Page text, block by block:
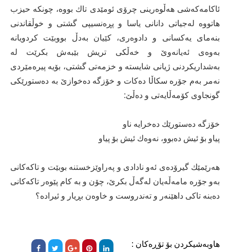
ئاكامەكەشی هەڵوەرینی چرۆی ئومێدی تاك بووە، چونكە حیزب
هاتووە لەجیاتی دانانی یاسا و پڕەنسیپی گشتی و خوڵقاندنی
بنەمای یەكسانی و دادوەری، كێیان بەدڵ بووبێت كردویانە
بەوەی ئەیانەوێ‌ و خەڵكی تریش بێبەش بكرێت لە
بەشداریكردنی ژیانی شایستە و خزمەتی گشتی، بۆیە پیرەمێردی
نەمر بەم جۆرە سكاڵا دەكات و خۆزگە دەخوازێ‌ بە دەستورێكی
گونجاوی كۆمەڵایەتی و دەڵێ‌:
خۆزگە دەستورێك دەخرایە ناو
پیاو بۆ ئیش دەبوو، نەوەك ئیش بۆ پیاو
هەرێمێك گیرۆدەی ئەو نادادی و پەراوێزخستنە بوبێت و تاكەكانی
بەو جۆرە مامەڵەیان لەگەڵ بكرێ‌، چۆن و بە كام پێوەر تاكەكانی
دەبنە تاكی داهێنەر و تەندروست و خاوەن بڕیار و ئیرادە؟
هاوبەشیکردن بۆ تۆڕەکان :